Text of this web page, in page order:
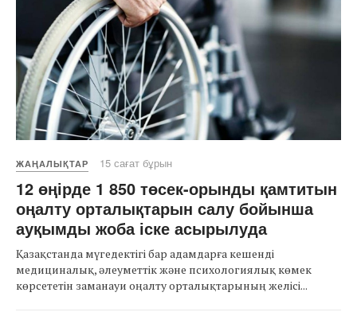
ЖАҢАЛЫҚТАР 15 сағат бұрын
12 өңірде 1 850 төсек-орынды қамтитын
оңалту орталықтарын салу бойынша
ауқымды жоба іске асырылуда
Қазақстанда мүгедектігі бар адамдарға кешенді
медициналық, әлеуметтік және психологиялық көмек
көрсететін заманауи оңалту орталықтарының желісі...